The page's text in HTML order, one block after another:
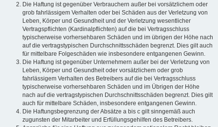
Die Haftung ist gegenüber Verbrauchern außer bei vorsätzlichem oder
grob fahrlässigem Verhalten oder bei Schäden aus der Verletzung von
Leben, Körper und Gesundheit und der Verletzung wesentlicher
Vertragspflichten (Kardinalpflichten) auf die bei Vertragsschluss
typischerweise vorhersehbaren Schäden und im übrigen der Höhe nach
auf die vertragstypischen Durchschnittsschäden begrenzt. Dies gilt auch
für mittelbare Folgeschäden wie insbesondere entgangenen Gewinn.
Die Haftung ist gegenüber Unternehmern außer bei der Verletzung von
Leben, Körper und Gesundheit oder vorsätzlichem oder grob
fahrlässigem Verhalten des Betreibers auf die bei Vertragsschluss
typischerweise vorhersehbaren Schäden und im Übrigen der Höhe
nach auf die vertragstypischen Durchschnittsschäden begrenzt. Dies gilt
auch für mittelbare Schäden, insbesondere entgangenen Gewinn.
Die Haftungsbegrenzung der Absätze a bis c gilt sinngemäß auch
zugunsten der Mitarbeiter und Erfüllungsgehilfen des Betreibers.